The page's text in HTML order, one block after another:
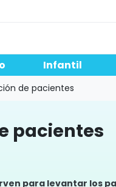
Infantil
de pacientes
pacientes
para levantar los